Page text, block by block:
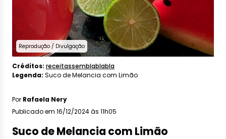
Reprodução / Divulgação
Créditos: receitassemblablabla
Legenda: Suco de Melancia com Limão
Por Rafaela Nery
Publicado em 16/12/2024 às 11h05
Suco de Melancia com Limão